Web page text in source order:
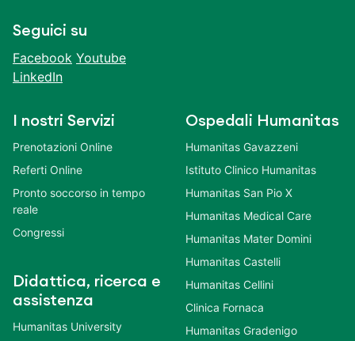
Seguici su
Facebook Youtube
LinkedIn
I nostri Servizi
Prenotazioni Online
Referti Online
Pronto soccorso in tempo
reale
Congressi
Didattica, ricerca e
assistenza
Humanitas University
Ospedali Humanitas
Humanitas Gavazzeni
Istituto Clinico Humanitas
Humanitas San Pio X
Humanitas Medical Care
Humanitas Mater Domini
Humanitas Castelli
Humanitas Cellini
Clinica Fornaca
Humanitas Gradenigo